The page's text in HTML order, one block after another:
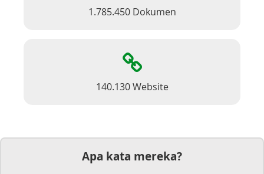
1.785.450 Dokumen
140.130 Website
Apa kata mereka?